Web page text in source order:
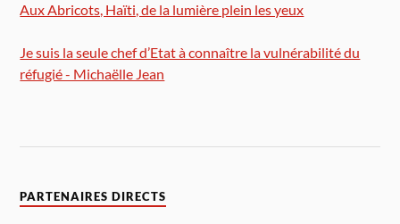
Aux Abricots, Haïti, de la lumière plein les yeux
Je suis la seule chef d’Etat à connaître la vulnérabilité du
réfugié - Michaëlle Jean
PARTENAIRES DIRECTS